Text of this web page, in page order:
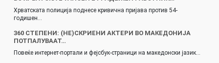
Хрватската полиција поднесе кривична пријава против 54-
годишен…
360 СТЕПЕНИ: (НЕ)СКРИЕНИ АКТЕРИ ВО МАКЕДОНИЈА
ПОТПАЛУВААТ…
Повеќе интернет-портали и фејсбук-страници на македонски јазик…